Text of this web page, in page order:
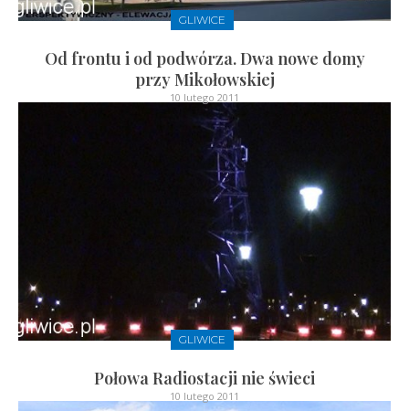
GLIWICE
Od frontu i od podwórza. Dwa nowe domy
przy Mikołowskiej
10 lutego 2011
GLIWICE
Połowa Radiostacji nie świeci
10 lutego 2011